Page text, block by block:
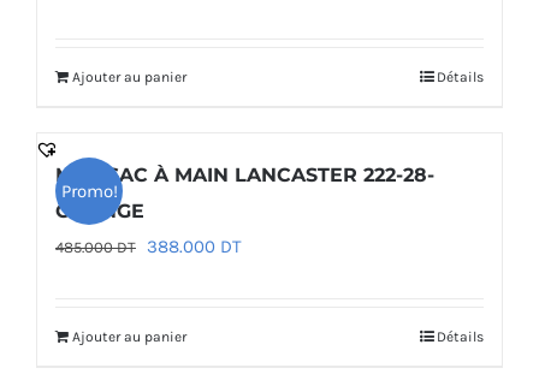
Ajouter au panier Détails
Promo!
MINI SAC À MAIN LANCASTER 222-28-
ORANGE
485.000DT Le
était :
388.000 DTLe
Ajouter au panier Détails